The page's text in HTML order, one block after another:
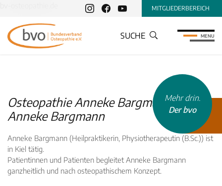
MITGLIEDERBEREICH
SUCHE MENU
Osteopathie Anneke Bargmann,
Anneke Bargmann
Anneke Bargmann (Heilpraktikerin, Physiotherapeutin (B.Sc.)) ist
in Kiel tätig.
Patientinnen und Patienten begleitet Anneke Bargmann
ganzheitlich und nach osteopathischem Konzept.
Mehr drin.
Der bvo
INHALTSTYP